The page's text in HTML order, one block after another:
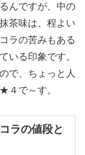
んですが、中の
茶味は、程よい
ラの苦みもある
いる印象です。
で、ちょっと人
４で～す。
ラの値段と